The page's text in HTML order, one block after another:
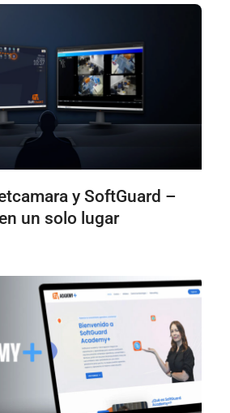
y SoftGuard –
un solo lugar